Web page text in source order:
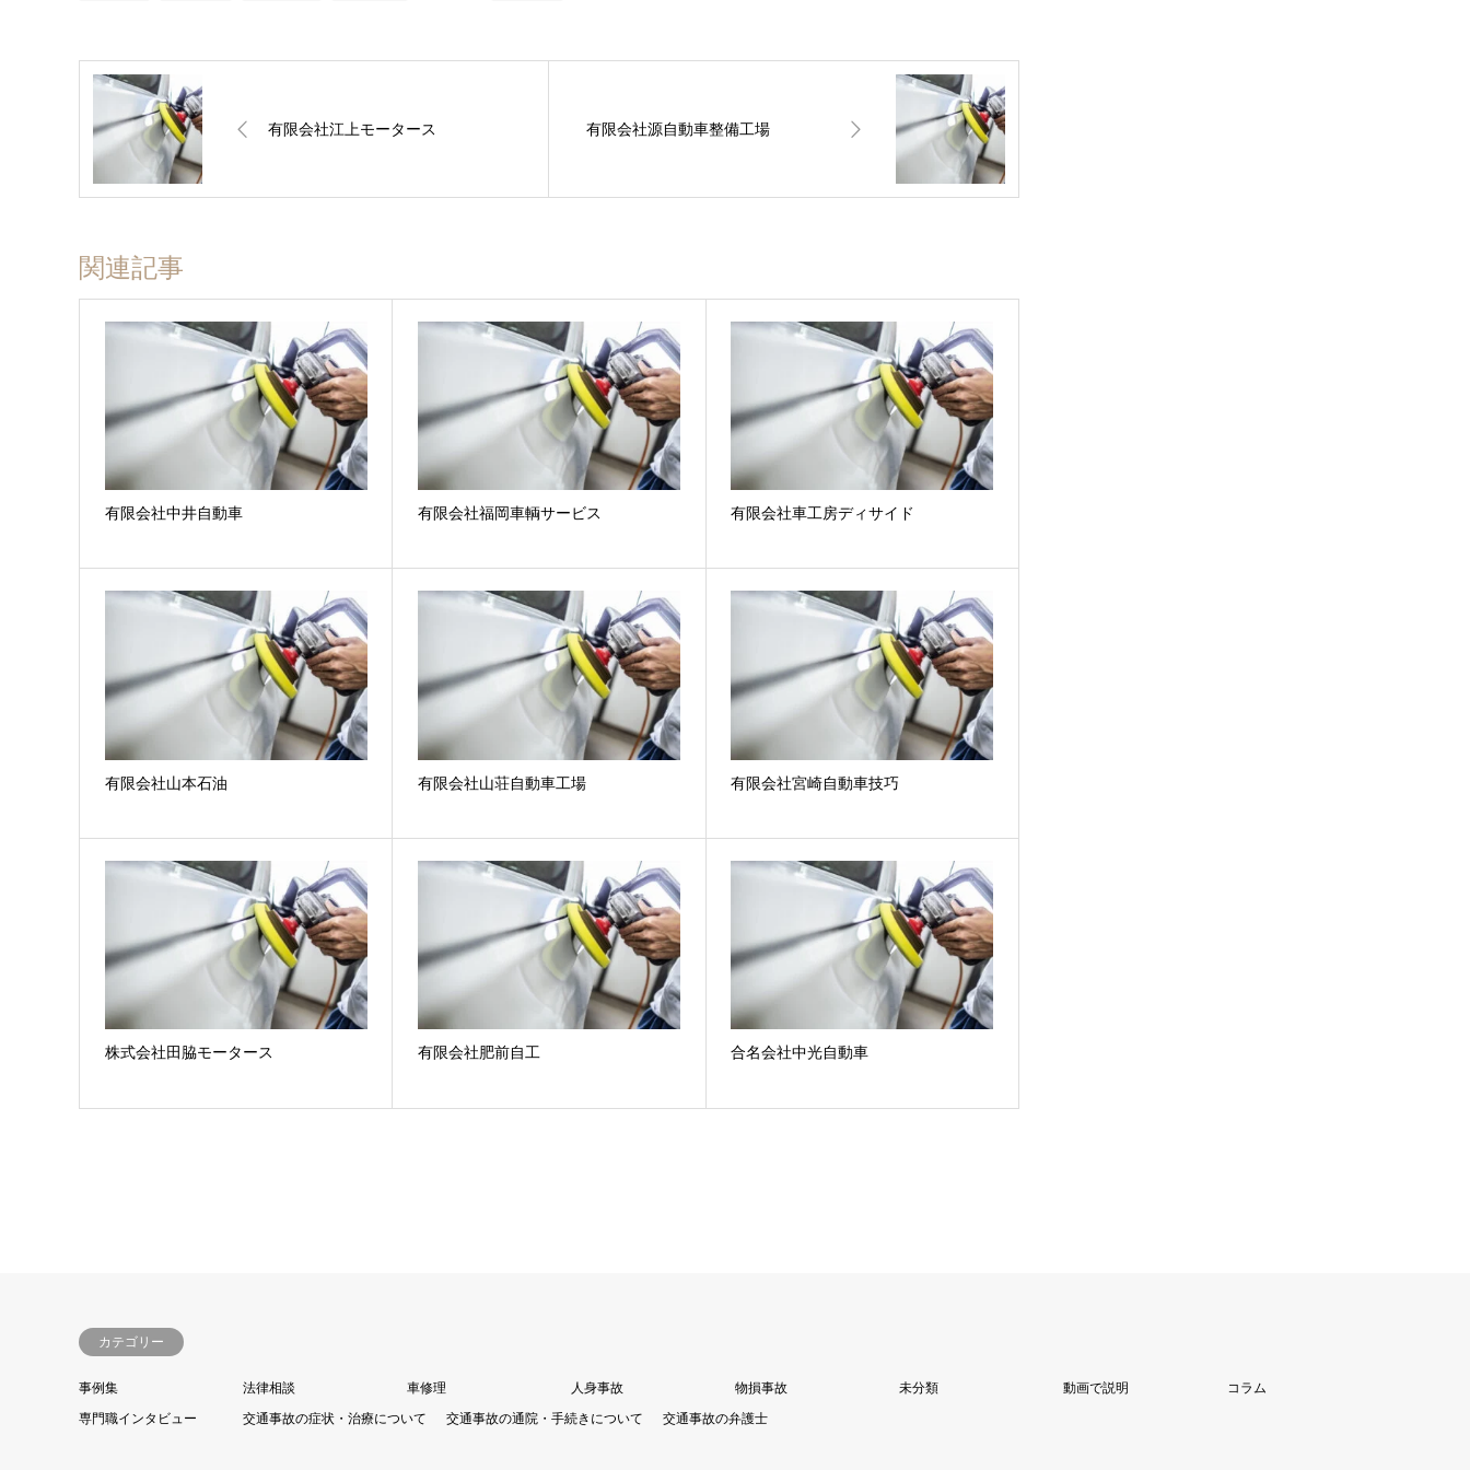
有限会社江上モータース 有限会社源自動車整備工場
関連記事
有限会社中井自動車 有限会社福岡車輌サービス 有限会社車工房ディサイド
有限会社山本石油 有限会社山荘自動車工場 有限会社宮崎自動車技巧
株式会社田脇モータース 有限会社肥前自工 合名会社中光自動車
カテゴリー
事例集 法律相談 車修理 人身事故 物損事故 未分類 動画で説明
コラム
専門職インタビュー
交通事故の症状・治療について 交通事故の通院・手続きについて 交通事故の弁護士